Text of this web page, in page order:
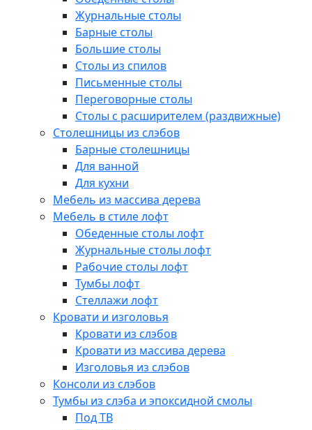
Журнальные столы
Барные столы
Большие столы
Столы из спилов
Письменные столы
Переговорные столы
Столы с расширителем (раздвижные)
Столешницы из слэбов
Барные столешницы
Для ванной
Для кухни
Мебель из массива дерева
Мебель в стиле лофт
Обеденные столы лофт
Журнальные столы лофт
Рабочие столы лофт
Тумбы лофт
Стеллажи лофт
Кровати и изголовья
Кровати из слэбов
Кровати из массива дерева
Изголовья из слэбов
Консоли из слэбов
Тумбы из слэба и эпоксидной смолы
Под ТВ